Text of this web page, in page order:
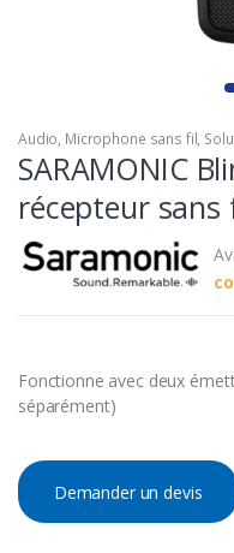
Audio, Microphone sans fil,
SARAMONIC
récepteur sans
Fonctionne avec deux
séparément)
Demander un devis